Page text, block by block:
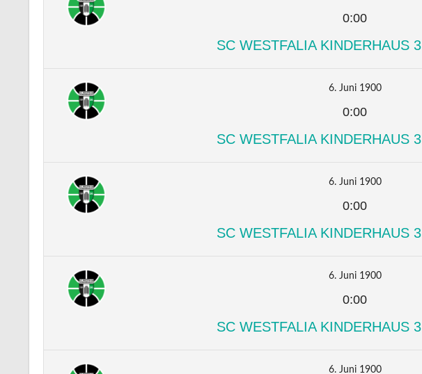
0:00
SC WESTFALIA KINDERHAUS 3
6. Juni 1900
0:00
SC WESTFALIA KINDERHAUS 3
6. Juni 1900
0:00
SC WESTFALIA KINDERHAUS 3
6. Juni 1900
0:00
SC WESTFALIA KINDERHAUS 3
6. Juni 1900